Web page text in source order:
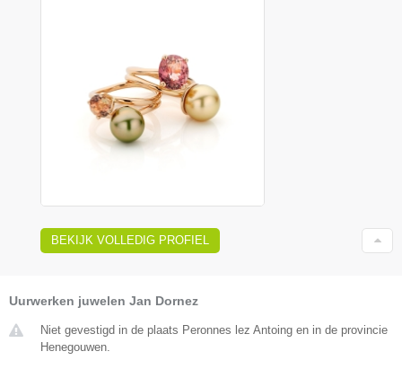
BEKIJK VOLLEDIG PROFIEL
Uurwerken juwelen Jan Dornez
Niet gevestigd in de plaats Peronnes lez Antoing en in de provincie
Henegouwen.